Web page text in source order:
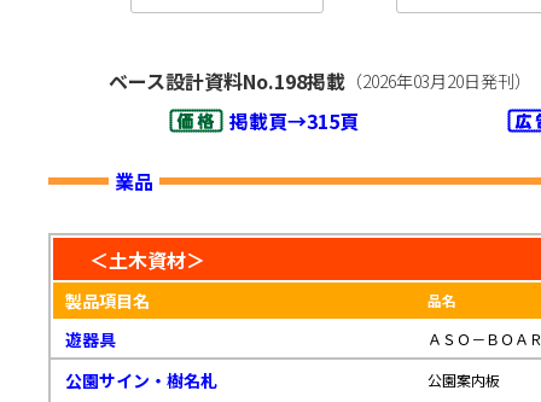
ベース設計資料No.198掲載 （2026年03月20日発刊）
掲載頁→315頁
業品
＜土木資材＞
製品項目名 品名
遊器具 ＡＳＯ－ＢＯＡ
公園サイン・樹名札
公園案内板